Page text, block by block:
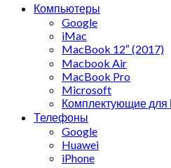
Компьютеры
Google
iMac
MacBook 12″ (2017)
Macbook Air
MacBook Pro
Microsoft
Комплектующие для
Телефоны
Google
Huawei
iPhone